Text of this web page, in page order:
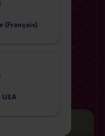
(Français)
USA